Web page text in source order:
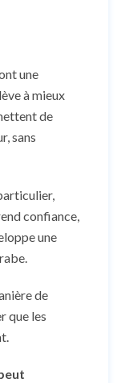
une
à mieux
de
sans
confiance,
une
de
que les